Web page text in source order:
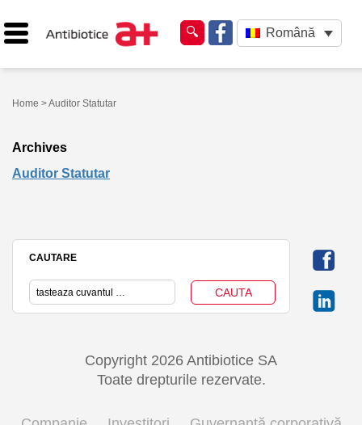
Română
Home > Auditor Statutar
Archives
Auditor Statutar
CAUTARE
Copyright 2026 Antibiotice SA
Toate drepturile rezervate.